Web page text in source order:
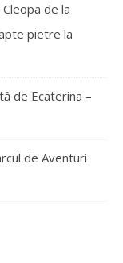
de la
pietre la
de Ecaterina –
de Aventuri